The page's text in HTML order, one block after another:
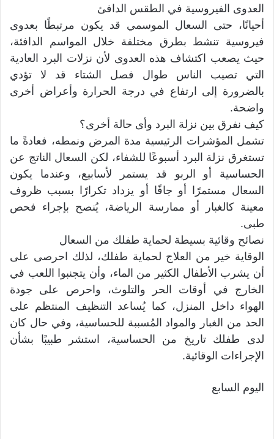
العدوى الفيروسية في الطقس الدافئ
أحيانًا، حتى السعال الموسمي قد يكون مرتبطًا بعدوى
فيروسية تنشط بطرق مختلفة خلال المواسم الدافئة،
حيث يصعب اكتشاف هذه العدوى لأن نزلات البرد العادية
التي تصيب الناس طوال فصل الشتاء قد لا تؤدي
بالضرورة إلى ارتفاع في درجة الحرارة وأعراض أخرى
واضحة.
كيف نفرق بين نزلة البرد وأى حالة أخرى؟
تشمل المؤشرات الرئيسية مدة المرض ونمطه، فعادةً ما
تستغرق نزلة البرد أسبوعًا للشفاء، لكن السعال الناتج عن
الحساسية أو الربو قد يستمر لأسابيع، وعندما يكون
السعال مستمرًا أو جافًا أو يزداد تكرارًا بسبب ظروف
معينة كالغبار أو ممارسة الرياضة، يُنصح بإجراء فحص
طبى.
نصائح وقائية بسيطة لحماية طفلك من السعال
الوقاية خير من العلاج لحماية طفلك، لذلك احرصى على
أن يشرب الأطفال الكثير من الماء، وأن يتجنبوا اللعب في
الخارج في أوقات الحر والتلوث، واحرص على جودة
الهواء داخل المنزل، كما يُساعد التنظيف المنتظم على
الحد من الغبار والمواد المُسببة للحساسية، وفي حال كان
لدى طفلك تاريخ من الحساسية، استشر طبيبًا بشأن
الإجراءات الوقائية.
اليوم السابع